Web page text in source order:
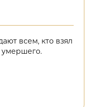
всем, кто взял
умершего.